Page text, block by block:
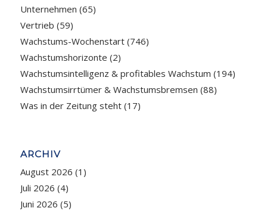
Unternehmen (65)
Vertrieb (59)
Wachstums-Wochenstart(746)
Wachstumshorizonte (2)
Wachstumsintelligenz & profitables Wachstum (194)
Wachstumsirrtümer & Wachstumsbremsen (88)
Was in der Zeitung steht(17)
ARCHIV
August 2026 (1)
Juli 2026 (4)
Juni 2026 (5)